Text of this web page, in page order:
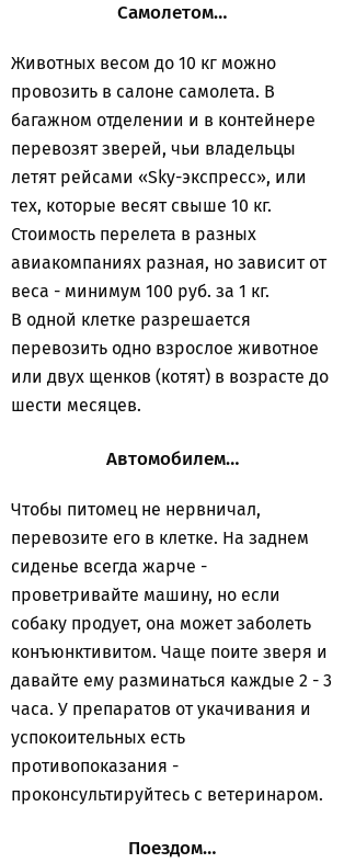
Самолетом…
Животных весом до 10 кг можно
провозить в салоне самолета. В
багажном отделении и в контейнере
перевозят зверей, чьи владельцы
летят рейсами «Sky-экспресс», или
тех, которые весят свыше 10 кг.
Стоимость перелета в разных
авиакомпаниях разная, но зависит от
веса - минимум 100 руб. за 1 кг.
В одной клетке разрешается
перевозить одно взрослое животное
или двух щенков (котят) в возрасте до
шести месяцев.
Автомобилем…
Чтобы питомец не нервничал,
перевозите его в клетке. На заднем
сиденье всегда жарче -
проветривайте машину, но если
собаку продует, она может заболеть
конъюнктивитом. Чаще поите зверя и
давайте ему разминаться каждые 2 - 3
часа. У препаратов от укачивания и
успокоительных есть
противопоказания -
проконсультируйтесь с ветеринаром.
Поездом…